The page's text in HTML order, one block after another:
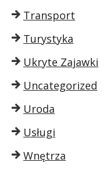
Transport
Turystyka
Ukryte Zajawki
Uncategorized
Uroda
Usługi
Wnętrza